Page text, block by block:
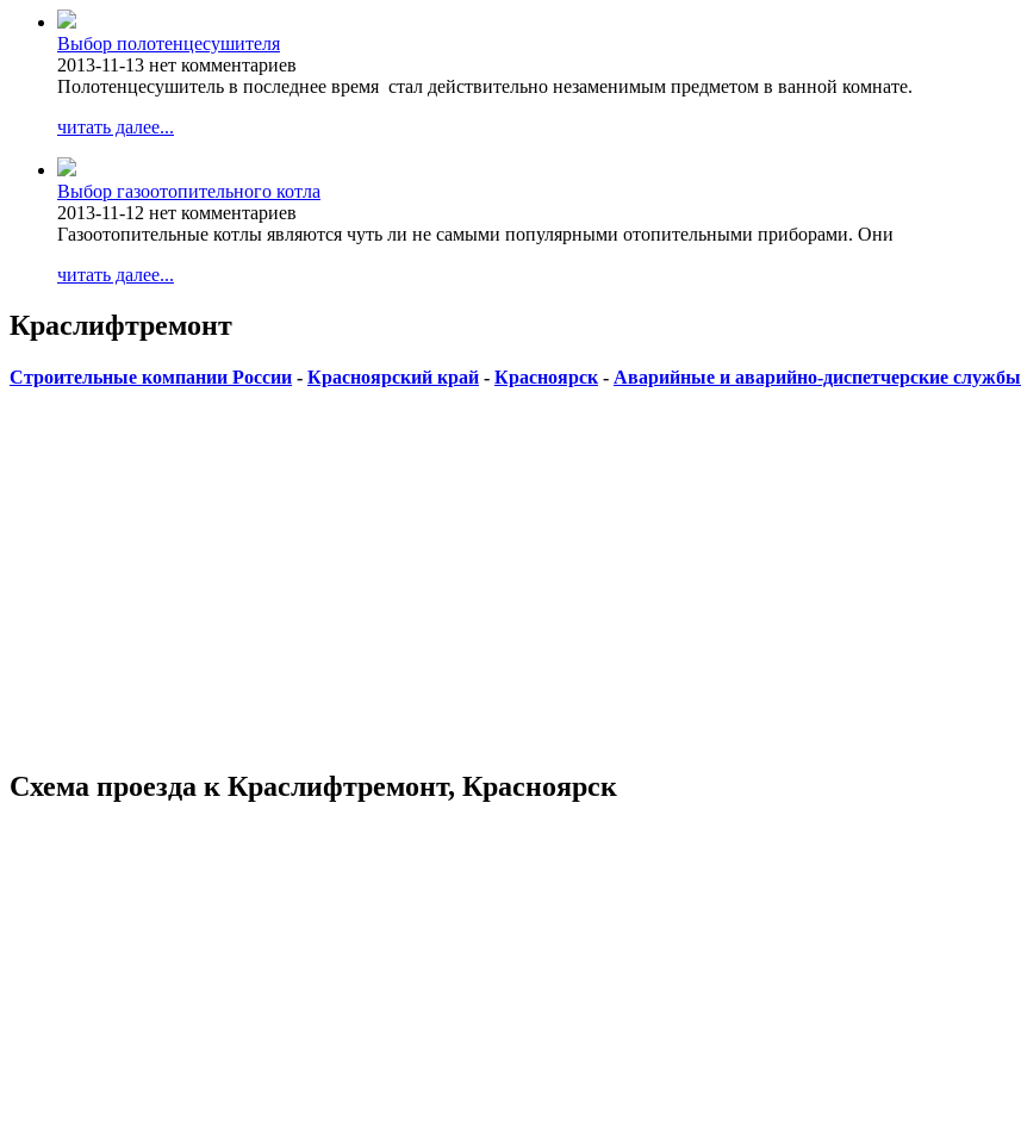
Выбор полотенцесушителя
2013-11-13 нет комментариев
Полотенцесушитель в последнее время стал действительно незаменимым предметом в ванной комнате.
читать далее...
Выбор газоотопительного котла
2013-11-12 нет комментариев
Газоотопительные котлы являются чуть ли не самыми популярными отопительными приборами. Они
читать далее...
Краслифтремонт
Строительные компании России - Красноярский край - Красноярск - Аварийные и аварийно-диспетчерские службы
Схема проезда к Краслифтремонт, Красноярск